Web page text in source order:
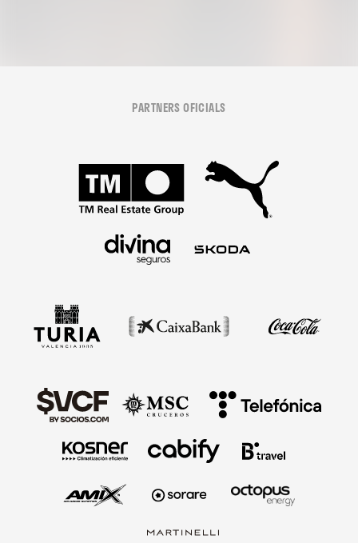
PARTNERS OFICIALS